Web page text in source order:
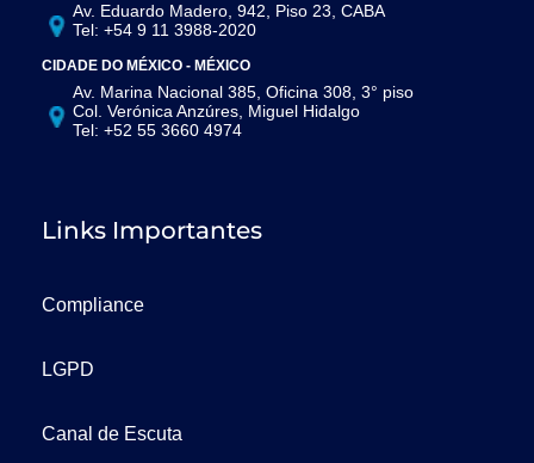
Av. Eduardo Madero, 942, Piso 23, CABA
Tel: +54 9 11 3988-2020
CIDADE DO MÉXICO - MÉXICO
Av. Marina Nacional 385, Oficina 308, 3° piso
Col. Verónica Anzúres, Miguel Hidalgo
Tel: +52 55 3660 4974
Links Importantes
Compliance
LGPD
Canal de Escuta